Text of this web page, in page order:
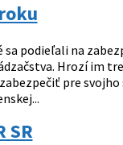
podieľali na
Hrozí im
pre svojho
SR